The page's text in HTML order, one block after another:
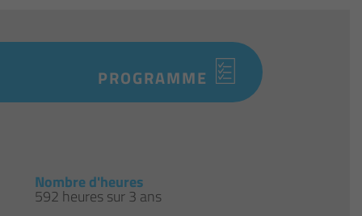
PROGRAMME
Nombre d'heures
592 heures sur 3 ans